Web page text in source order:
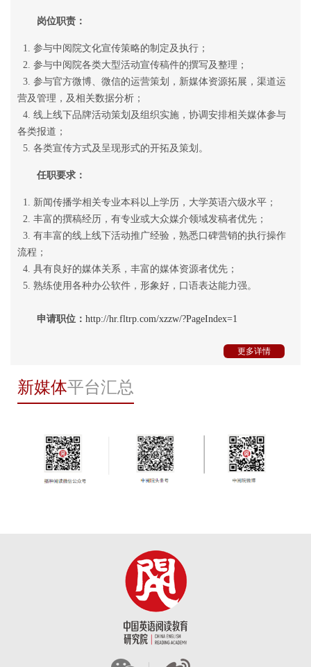
岗位职责：
1. 参与中阅院文化宣传策略的制定及执行；
2. 参与中阅院各类大型活动宣传稿件的撰写及整理；
3. 参与官方微博、微信的运营策划，新媒体资源拓展，渠道运
营及管理，及相关数据分析；
4. 线上线下品牌活动策划及组织实施，协调安排相关媒体参与
各类报道；
5. 各类宣传方式及呈现形式的开拓及策划。
任职要求：
1. 新闻传播学相关专业本科以上学历，大学英语六级水平；
2. 丰富的撰稿经历，有专业或大众媒介领域发稿者优先；
3. 有丰富的线上线下活动推广经验，熟悉口碑营销的执行操作
流程；
4. 具有良好的媒体关系，丰富的媒体资源者优先；
5. 熟练使用各种办公软件，形象好，口语表达能力强。
申请职位： http://hr.fltrp.com/xzzw/?PageIndex=1
更多详情
新媒体平台汇总